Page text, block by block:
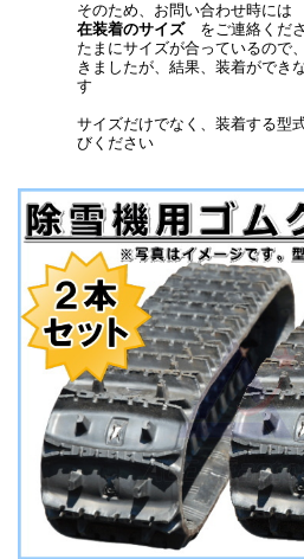
そのため、お問い合わせ時には
在装着のサイズをご連絡くだ
たまにサイズが合っているので
きましたが、結果、装着ができ
す
サイズだけでなく、装着する型
びください